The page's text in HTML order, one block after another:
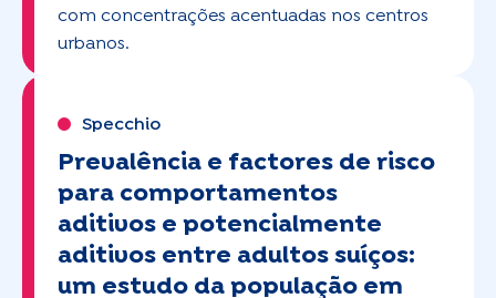
com concentrações acentuadas nos centros
urbanos.
Specchio
Prevalência e factores de risco
para comportamentos
aditivos e potencialmente
aditivos entre adultos suíços:
um estudo da população em